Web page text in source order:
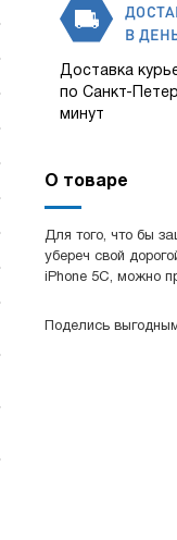
В
Доставка
по Санкт-
минут
О товаре
Для того, что бы
убереч свой
iPhone 5C, можно
Поделись